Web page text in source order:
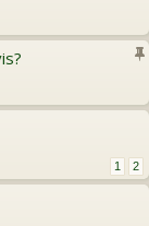
1 2